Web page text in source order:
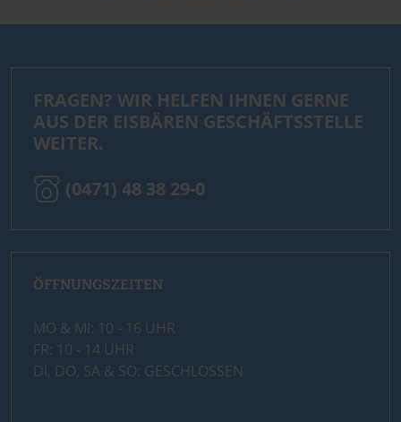
FRAGEN? WIR HELFEN IHNEN GERNE
AUS DER EISBÄREN GESCHÄFTSSTELLE
WEITER.
(0471) 48 38 29-0
ÖFFNUNGSZEITEN
MO & MI: 10 - 16 UHR
FR: 10 - 14 UHR
DI, DO, SA & SO: GESCHLOSSEN